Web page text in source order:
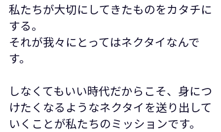
私たちが大切にしてきたものをカタチに
する。
それが我々にとってはネクタイなんで
す。
しなくてもいい時代だからこそ、身につ
けたくなるようなネクタイを送り出して
いくことが私たちのミッションです。